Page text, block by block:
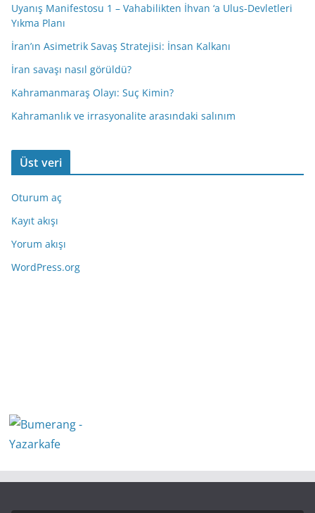
Uyanış Manifestosu 1 – Vahabilikten İhvan ‘a Ulus-Devletleri
Yıkma Planı
İran’ın Asimetrik Savaş Stratejisi: İnsan Kalkanı
İran savaşı nasıl görüldü?
Kahramanmaraş Olayı: Suç Kimin?
Kahramanlık ve irrasyonalite arasındaki salınım
Üst veri
Oturum aç
Kayıt akışı
Yorum akışı
WordPress.org